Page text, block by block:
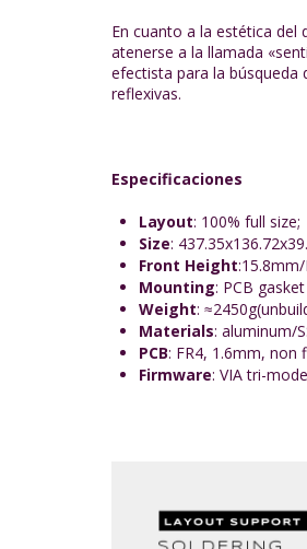
En cuanto a la estética del
atenerse a la llamada
efectista para la búsqueda
reflexivas.
Especificaciones
Layout: 100% full size;
Size:
Front Height
Mounting: PCB
Weight:
Materials: aluminum/
PCB: FR4, 1.6mm, non
Firmware: VIA tri-